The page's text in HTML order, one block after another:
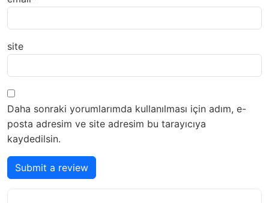
site
Daha sonraki yorumlarımda kullanılması için adım, e-
posta adresim ve site adresim bu tarayıcıya
kaydedilsin.
Submit a review